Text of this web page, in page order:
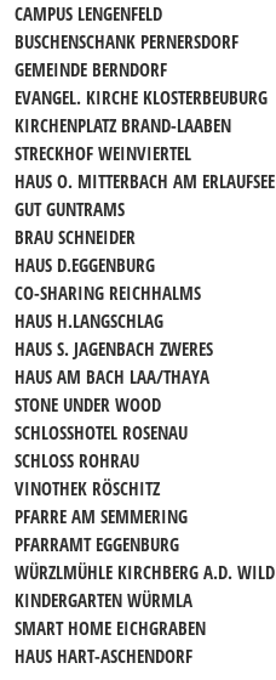
CAMPUS LENGENFELD
BUSCHENSCHANK PERNERSDORF
GEMEINDE BERNDORF
EVANGEL. KIRCHE KLOSTERBEUBURG
KIRCHENPLATZ BRAND-LAABEN
STRECKHOF WEINVIERTEL
HAUS O. MITTERBACH AM ERLAUFSEE
GUT GUNTRAMS
BRAU SCHNEIDER
HAUS D.EGGENBURG
CO-SHARING REICHHALMS
HAUS H.LANGSCHLAG
HAUS S. JAGENBACH ZWERES
HAUS AM BACH LAA/THAYA
STONE UNDER WOOD
SCHLOSSHOTEL ROSENAU
SCHLOSS ROHRAU
VINOTHEK RÖSCHITZ
PFARRE AM SEMMERING
PFARRAMT EGGENBURG
WÜRZLMÜHLE KIRCHBERG A.D. WILD
KINDERGARTEN WÜRMLA
SMART HOME EICHGRABEN
HAUS HART-ASCHENDORF